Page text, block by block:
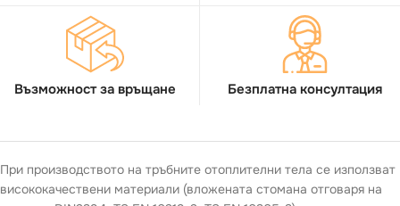
Възможност за връщане Безплатна консултация
При производството на тръбните отоплителни тела се използват
висококачествени материали (вложената стомана отговаря на